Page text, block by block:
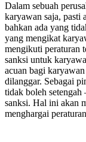
Dalam sebuah
karyawan saja, pasti
bahkan ada yang
yang mengikat
mengikuti peraturan
sanksi untuk
acuan bagi
dilanggar. Sebagai
tidak boleh setengah
sanksi. Hal ini akan
menghargai